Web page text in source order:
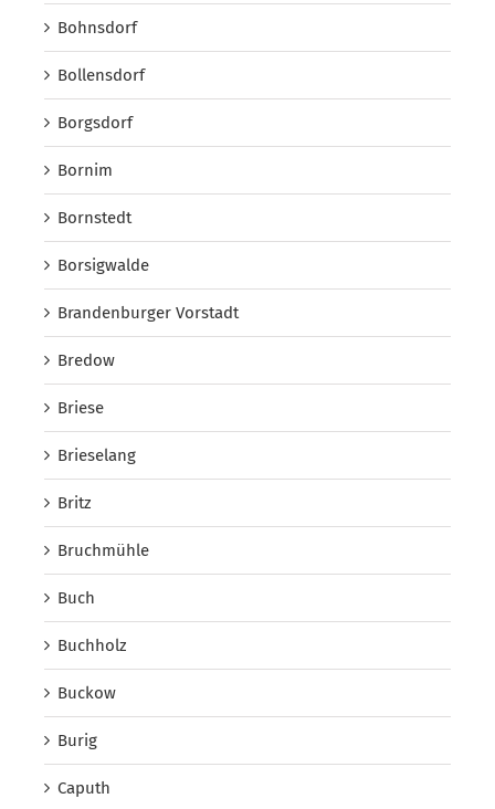
Bohnsdorf
Bollensdorf
Borgsdorf
Bornim
Bornstedt
Borsigwalde
Brandenburger Vorstadt
Bredow
Briese
Brieselang
Britz
Bruchmühle
Buch
Buchholz
Buckow
Burig
Caputh